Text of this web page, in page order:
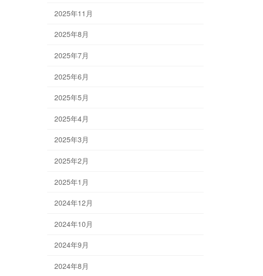
2025年11月
2025年8月
2025年7月
2025年6月
2025年5月
2025年4月
2025年3月
2025年2月
2025年1月
2024年12月
2024年10月
2024年9月
2024年8月